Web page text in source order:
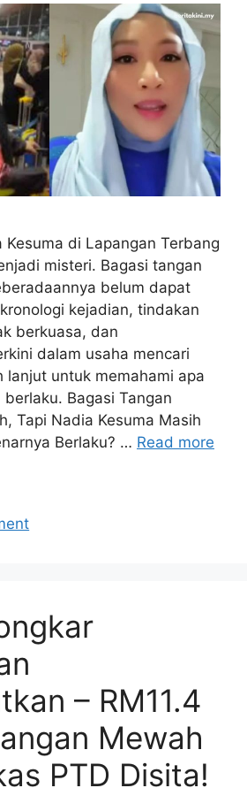
Kesuma di Lapangan Terbang
misteri. Bagasi tangan
belum dapat
kejadian, tindakan
berkuasa, dan
dalam usaha mencari
lanjut untuk memahami apa
Bagasi Tangan
Tapi Nadia Kesuma Masih
Berlaku? … Read more
– RM11.4
Mewah
PTD Disita!